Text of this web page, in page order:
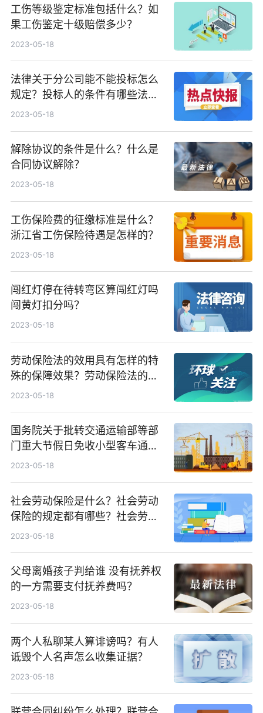
工伤等级鉴定标准包括什么？如
果工伤鉴定十级赔偿多少？
2023-05-18
法律关于分公司能不能投标怎么
规定？投标人的条件有哪些法律
依据？
2023-05-18
解除协议的条件是什么？什么是
合同协议解除？
2023-05-18
工伤保险费的征缴标准是什么？
浙江省工伤保险待遇是怎样的？
2023-05-18
闯红灯停在待转弯区算闯红灯吗
闯黄灯扣分吗？
2023-05-18
劳动保险法的效用具有怎样的特
殊的保障效果？劳动保险法的基
本内容是什么？
2023-05-18
国务院关于批转交通运输部等部
门重大节假日免收小型客车通行
费实施方案的通知 免费通行的车
2023-05-18
社会劳动保险是什么？社会劳动
保险的规定都有哪些？社会劳动
保险缴纳标准是什么？
2023-05-18
父母离婚孩子判给谁 没有抚养权
的一方需要支付抚养费吗？
2023-05-18
两个人私聊某人算诽谤吗？有人
诋毁个人名声怎么收集证据？
2023-05-18